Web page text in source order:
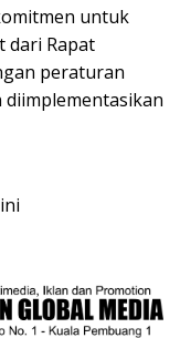
untuk
dari Rapat
peraturan